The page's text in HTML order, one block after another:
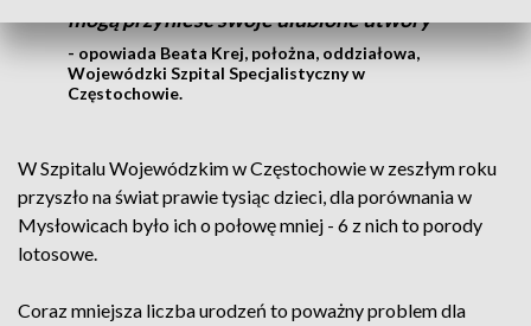
mogą przynieść swoje ulubione utwory
- opowiada Beata Krej, położna, oddziałowa,
Wojewódzki Szpital Specjalistyczny w
Częstochowie.
W Szpitalu Wojewódzkim w Częstochowie w zeszłym roku
przyszło na świat prawie tysiąc dzieci, dla porównania w
Mysłowicach było ich o połowę mniej - 6 z nich to porody
lotosowe.
Coraz mniejsza liczba urodzeń to poważny problem dla